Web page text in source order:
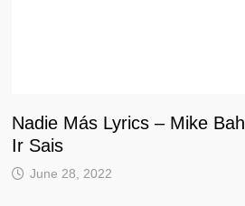
Nadie Más Lyrics – Mike
Ir Sais
June 28, 2022